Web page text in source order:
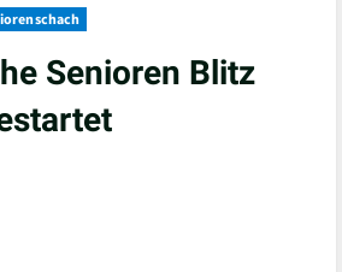
Senioren Blitz